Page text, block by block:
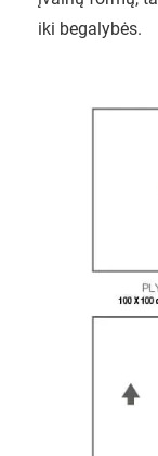
iki begalybės.